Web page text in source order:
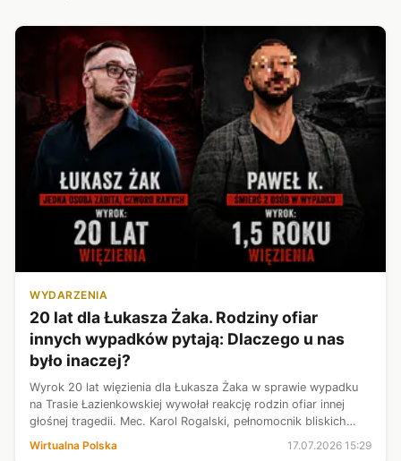
WYDARZENIA
20 lat dla Łukasza Żaka. Rodziny ofiar
innych wypadków pytają: Dlaczego u nas
było inaczej?
Wyrok 20 lat więzienia dla Łukasza Żaka w sprawie wypadku
na Trasie Łazienkowskiej wywołał reakcję rodzin ofiar innej
głośnej tragedii. Mec. Karol Rogalski, pełnomocnik bliskich
ofiar wypadku spowodowanego przez Pawła K., po ogłoszeniu
Wirtualna Polska 17.07.2026 15:29